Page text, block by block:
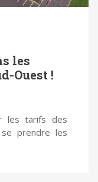
les
Ouest !
les tarifs des
prendre les